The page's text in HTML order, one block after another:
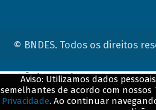
© BNDES. Todos os direitos
Aviso: Utilizamos dados
semelhantes de acordo com nossos
Privacidade. Ao continuar
ConteÃºdo complementar
${title}${badge}